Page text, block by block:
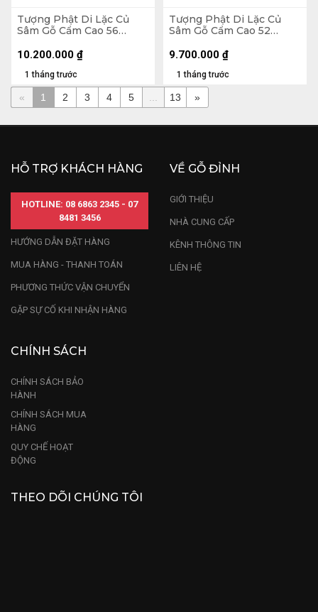
Tượng Phật Di Lặc Củ
Sâm Gỗ Cẩm Cao 56
1 tháng trước
10.200.000 ₫
Tượng Phật Di Lặc Củ
Sâm Gỗ Cẩm Cao 52
1 tháng trước
9.700.000 ₫
« 1 2 3 4 5 13 »
HỖ TRỢ KHÁCH HÀNG
HOTLINE: 08 6863 2345 - 07
8481 3456
HƯỚNG DẪN ĐẶT HÀNG
MUA HÀNG - THANH TOÁN
PHƯƠNG THỨC VẬN CHUYỂN
GẶP SỰ CỐ KHI NHẬN HÀNG
VỀ GỖ ĐỈNH
GIỚI THIỆU
NHÀ CUNG CẤP
KÊNH THÔNG TIN
LIÊN HỆ
CHÍNH SÁCH
CHÍNH SÁCH BẢO
HÀNH
CHÍNH SÁCH MUA
HÀNG
QUY CHẾ HOẠT
ĐỘNG
THEO DÕI CHÚNG TÔI